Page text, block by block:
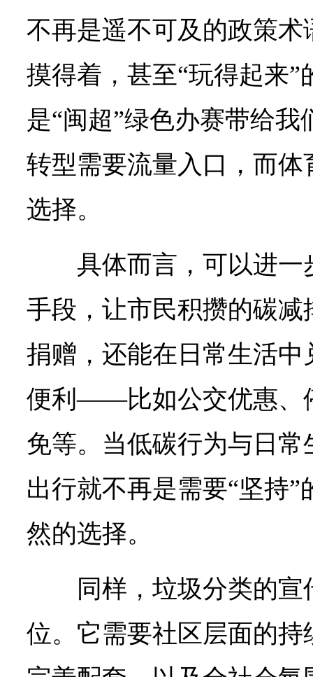
不再是遥不可及的政策
摸得着，甚至“玩得起来”
是“闽超”绿色办赛带给
转型需要流量入口，而
选择。
具体而言，可以进
手段，让市民积攒的碳
捐赠，还能在日常生活
便利——比如公交优惠、
免等。当低碳行为与日
出行就不再是需要“坚持
然的选择。
同样，垃圾分类的
位。它需要社区层面的